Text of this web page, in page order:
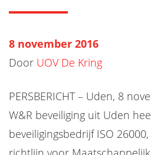
8 november 2016
Door UOV De Kring
PERSBERICHT – Uden, 8
W&R beveiliging uit Uden
beveiligingsbedrijf ISO